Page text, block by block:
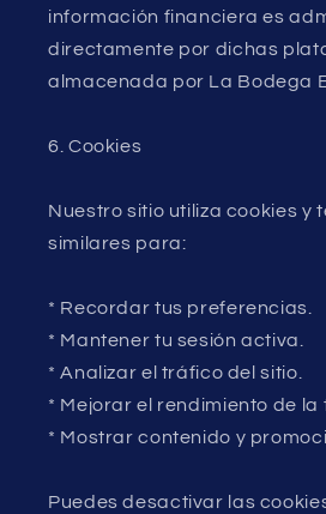
información financiera es
directamente por dichas
almacenada por La Bodega
6. Cookies
Nuestro sitio utiliza cookies y
similares para:
* Recordar tus preferencias.
* Mantener tu sesión activa.
* Analizar el tráfico del sitio.
* Mejorar el rendimiento de la
* Mostrar contenido y
Puedes desactivar las